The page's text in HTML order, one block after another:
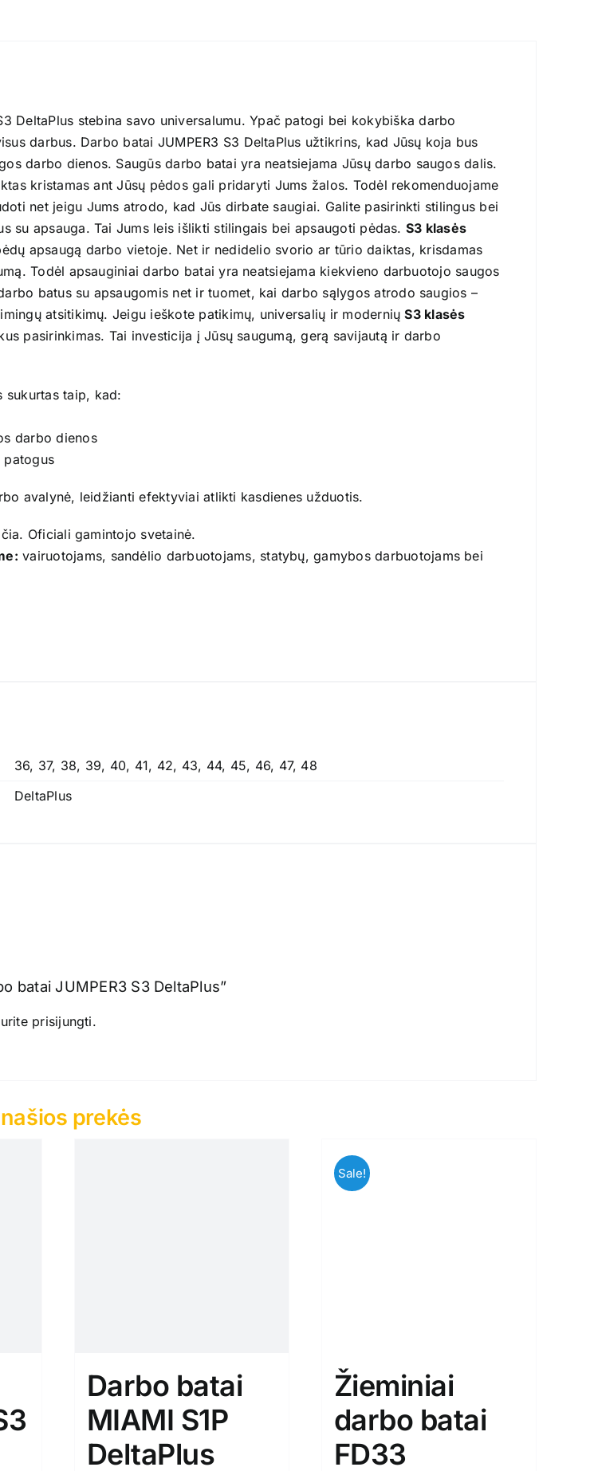
DeltaPlus stebina savo universalumu. Ypač patogi bei kokybiška darbo
darbus. Darbo batai JUMPER3 S3 DeltaPlus užtikrins, kad Jūsų koja bus
darbo dienos. Saugūs darbo batai yra neatsiejama Jūsų darbo saugos dalis.
kristamas ant Jūsų pėdos gali pridaryti Jums žalos. Todėl rekomenduojame
net jeigu Jums atrodo, kad Jūs dirbate saugiai. Galite pasirinkti stilingus bei
su apsauga. Tai Jums leis išlikti stilingais bei apsaugoti pėdas. S3 klasės
apsaugą darbo vietoje. Net ir nedidelio svorio ar tūrio daiktas, krisdamas
Todėl apsauginiai darbo batai yra neatsiejama kiekvieno darbuotojo saugos
batus su apsaugomis net ir tuomet, kai darbo sąlygos atrodo saugios –
atsitikimų. Jeigu ieškote patikimų, universalių ir moderniųS3 klasės
pasirinkimas. Tai investicija į Jūsų saugumą, gerą savijautą ir darbo
sukurtas taip, kad:
darbo dienos
patogus
avalynė, leidžianti efektyviai atlikti kasdienes užduotis.
čia. Oficiali gamintojo svetainė.
vairuotojams, sandėlio darbuotojams, statybų, gamybos darbuotojams bei
36, 37, 38, 39, 40, 41, 42, 43, 44, 45, 46, 47, 48
DeltaPlus
batai JUMPER3 S3 DeltaPlus”
prisijungti.
prekės
Darbo batai
MIAMI S1P
DeltaPlus
Sale!
Žieminiai
darbo batai
FD33